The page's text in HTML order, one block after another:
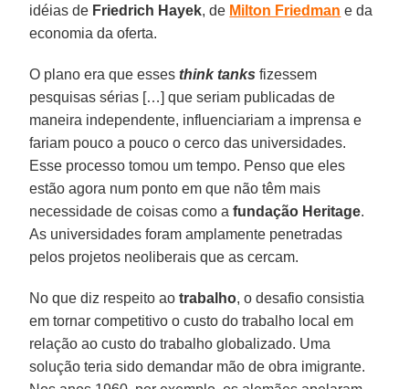
idéias de Friedrich Hayek, de Milton Friedman e da
economia da oferta.
O plano era que essesthink tanks fizessem
pesquisas sérias […] que seriam publicadas de
maneira independente, influenciariam a imprensa e
fariam pouco a pouco o cerco das universidades.
Esse processo tomou um tempo. Penso que eles
estão agora num ponto em que não têm mais
necessidade de coisas como afundação Heritage.
As universidades foram amplamente penetradas
pelos projetos neoliberais que as cercam.
No que diz respeito aotrabalho, o desafio consistia
em tornar competitivo o custo do trabalho local em
relação ao custo do trabalho globalizado. Uma
solução teria sido demandar mão de obra imigrante.